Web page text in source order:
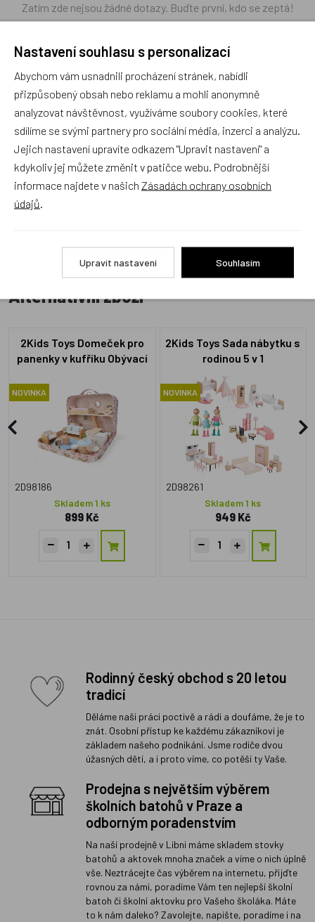
Zatím zde nejsou žádné dotazy. Buďte první, kdo se zeptá!
Recenze
Produkt zatím nemá žádné hodnocení,buďte první, kdo
produkt ohodnotí!
Přidat hodnocení
Alternativní zboží
2Kids Toys Domeček pro
panenky v kufříku Obývací
NOVINKA
2D98186
Skladem 1 ks
899 Kč
2Kids Toys Sada nábytku s
rodinou 5 v 1
NOVINKA
2D98261
Skladem 1 ks
949 Kč
Rodinný český obchod s 20 letou
tradicí
Děláme naši práci poctivě a rádi a doufáme, že je to
znát. Osobní přístup ke každému zákazníkovi je
základem našeho podnikání. Jsme rodiče dvou
úžasných dětí, a i proto víme, co potěší ty Vaše.
Prodejna s největším výběrem
školních batohů v Praze a
odborným poradenstvím
Na naší prodejně v Libni máme skladem stovky
batohů a aktovek mnoha značek a víme o nich úplně
vše. Neztrácejte čas výběrem na internetu, přijďte
rovnou za námi, poradíme Vám ten nejlepší školní
batoh či školní aktovku pro Vašeho školáka. Máte
to k nám daleko? Zavolejte, napište, poradíme i na
Nastavení souhlasu s personalizací
Abychom vám usnadnili procházení stránek, nabídli
přizpůsobený obsah nebo reklamu a mohli anonymně
analyzovat návštěvnost, využíváme soubory cookies, které
sdílíme se svými partnery pro sociální média, inzerci a analýzu.
Jejich nastavení upravíte odkazem "Upravit nastavení" a
kdykoliv jej můžete změnit v patičce webu. Podrobnější
informace najdete v našich Zásadách ochrany osobních
údajů
Upravit nastavení Souhlasím